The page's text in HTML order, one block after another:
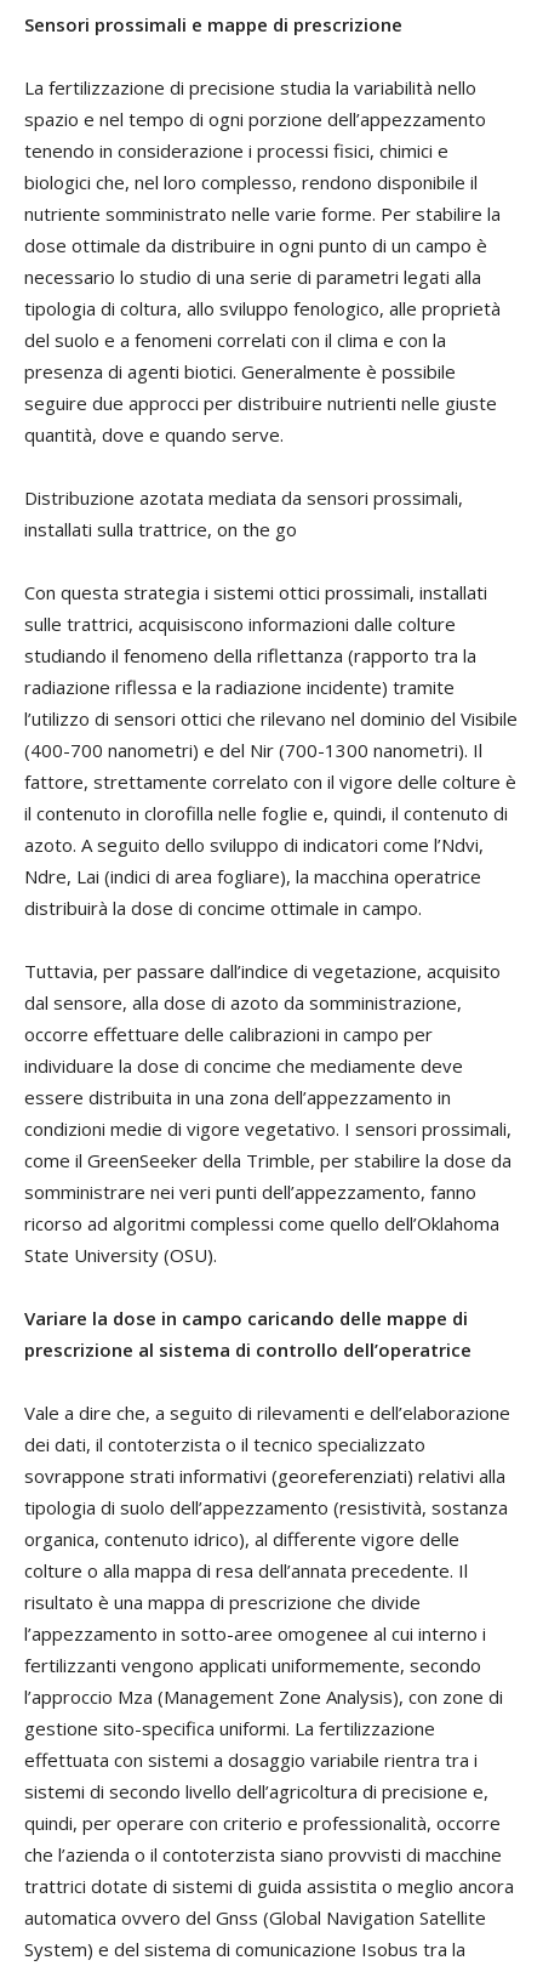
Sensori prossimali e mappe di prescrizione
La fertilizzazione di precisione studia la variabilità nello
spazio e nel tempo di ogni porzione dell’appezzamento
tenendo in considerazione i processi fisici, chimici e
biologici che, nel loro complesso, rendono disponibile il
nutriente somministrato nelle varie forme. Per stabilire la
dose ottimale da distribuire in ogni punto di un campo è
necessario lo studio di una serie di parametri legati alla
tipologia di coltura, allo sviluppo fenologico, alle proprietà
del suolo e a fenomeni correlati con il clima e con la
presenza di agenti biotici. Generalmente è possibile
seguire due approcci per distribuire nutrienti nelle giuste
quantità, dove e quando serve.
Distribuzione azotata mediata da sensori prossimali,
installati sulla trattrice, on the go
Con questa strategia i sistemi ottici prossimali, installati
sulle trattrici, acquisiscono informazioni dalle colture
studiando il fenomeno della riflettanza (rapporto tra la
radiazione riflessa e la radiazione incidente) tramite
l’utilizzo di sensori ottici che rilevano nel dominio del Visibile
(400-700 nanometri) e del Nir (700-1300 nanometri). Il
fattore, strettamente correlato con il vigore delle colture è
il contenuto in clorofilla nelle foglie e, quindi, il contenuto di
azoto. A seguito dello sviluppo di indicatori come l’Ndvi,
Ndre, Lai (indici di area fogliare), la macchina operatrice
distribuirà la dose di concime ottimale in campo.
Tuttavia, per passare dall’indice di vegetazione, acquisito
dal sensore, alla dose di azoto da somministrazione,
occorre effettuare delle calibrazioni in campo per
individuare la dose di concime che mediamente deve
essere distribuita in una zona dell’appezzamento in
condizioni medie di vigore vegetativo. I sensori prossimali,
come il GreenSeeker della Trimble, per stabilire la dose da
somministrare nei veri punti dell’appezzamento, fanno
ricorso ad algoritmi complessi come quello dell’Oklahoma
State University (OSU).
Variare la dose in campo caricando delle mappe di
prescrizione al sistema di controllo dell’operatrice
Vale a dire che, a seguito di rilevamenti e dell’elaborazione
dei dati, il contoterzista o il tecnico specializzato
sovrappone strati informativi (georeferenziati) relativi alla
tipologia di suolo dell’appezzamento (resistività, sostanza
organica, contenuto idrico), al differente vigore delle
colture o alla mappa di resa dell’annata precedente. Il
risultato è una mappa di prescrizione che divide
l’appezzamento in sotto-aree omogenee al cui interno i
fertilizzanti vengono applicati uniformemente, secondo
l’approccio Mza (Management Zone Analysis), con zone di
gestione sito-specifica uniformi. La fertilizzazione
effettuata con sistemi a dosaggio variabile rientra tra i
sistemi di secondo livello dell’agricoltura di precisione e,
quindi, per operare con criterio e professionalità, occorre
che l’azienda o il contoterzista siano provvisti di macchine
trattrici dotate di sistemi di guida assistita o meglio ancora
automatica ovvero del Gnss (Global Navigation Satellite
System) e del sistema di comunicazione Isobus tra la